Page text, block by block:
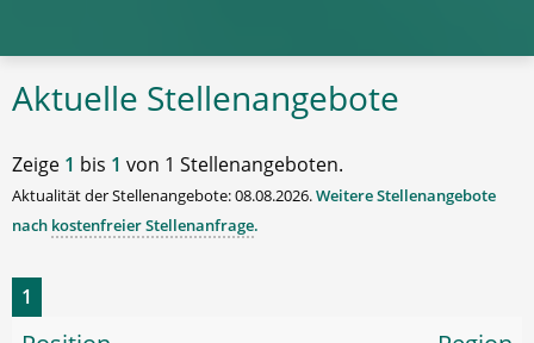
Aktuelle Stellenangebote
Zeige 1 bis 1 von 1 Stellenangeboten.
Aktualität der Stellenangebote: 08.08.2026.Weitere Stellenangebote
nach kostenfreier Stellenanfrage.
1